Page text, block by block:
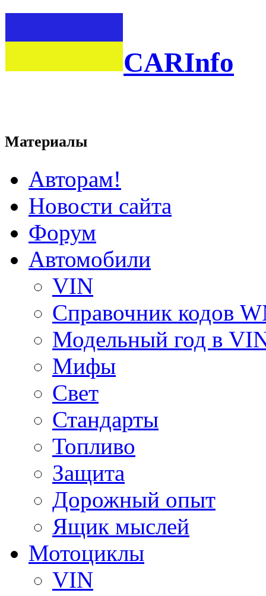
CARInfo
Материалы
Авторам!
Новости сайта
Форум
Автомобили
VIN
Справочник кодов
Модельный год в
Мифы
Свет
Стандарты
Топливо
Защита
Дорожный опыт
Ящик мыслей
Мотоциклы
VIN